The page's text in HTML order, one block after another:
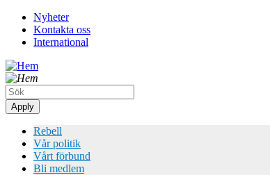
Hoppa
huvudinnehåll
Top
meny
Nyheter
Kontakta oss
International
Rebell
Vår politik
Vårt förbund
Bli medlem